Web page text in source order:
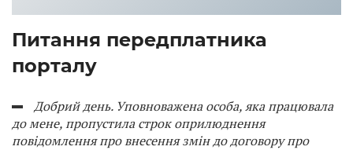
Питання передплатника
порталу
Добрий день. Уповноважена особа, яка працювала
до мене, пропустила строк оприлюднення
повідомлення про внесення змін до договору про